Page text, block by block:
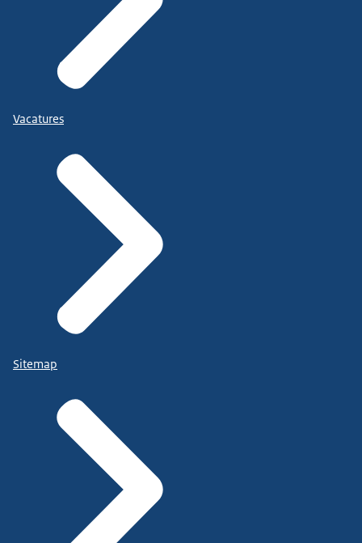
Vacatures
Sitemap